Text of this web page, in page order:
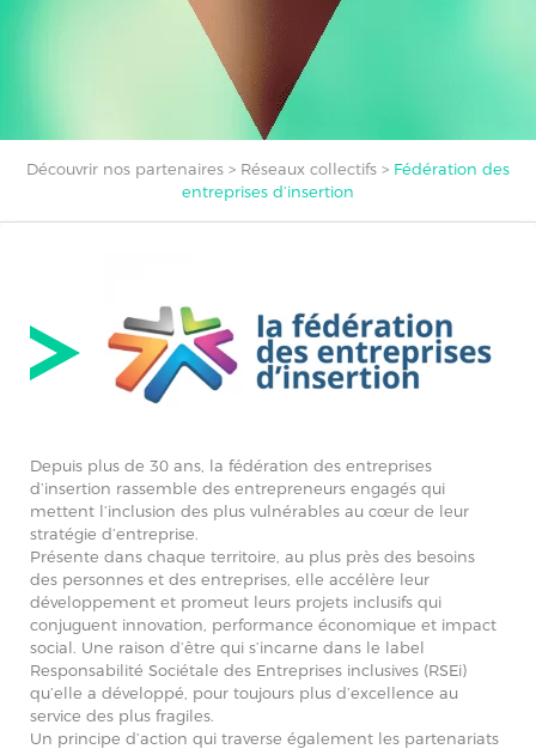
Découvrir nos partenaires > Réseaux collectifs > Fédération des
entreprises d’insertion
Depuis plus de 30 ans, la fédération des entreprises
d’insertion rassemble des entrepreneurs engagés qui
mettent l’inclusion des plus vulnérables au cœur de leur
stratégie d’entreprise.
Présente dans chaque territoire, au plus près des besoins
des personnes et des entreprises, elle accélère leur
développement et promeut leurs projets inclusifs qui
conjuguent innovation, performance économique et impact
social. Une raison d’être qui s’incarne dans le label
Responsabilité Sociétale des Entreprises inclusives (RSEi)
qu’elle a développé, pour toujours plus d’excellence au
service des plus fragiles.
Un principe d’action qui traverse également les partenariats